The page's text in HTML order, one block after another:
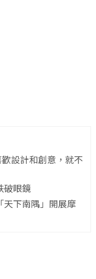
設計和創意，就不
破眼鏡
天下南隅」開展摩